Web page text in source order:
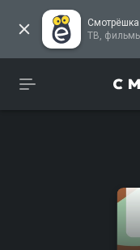
Смотрёшка